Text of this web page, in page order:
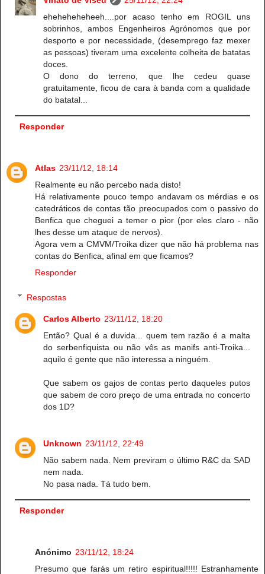
eheheheheheeh....por acaso tenho em ROGIL uns
sobrinhos, ambos Engenheiros Agrónomos que por
desporto e por necessidade, (desemprego faz mexer
as pessoas) tiveram uma excelente colheita de batatas
doces.
O dono do terreno, que lhe cedeu quase
gratuitamente, ficou de cara à banda com a qualidade
do batatal...
Responder
Atlas 23/11/12, 18:14
Realmente eu não percebo nada disto!
Há relativamente pouco tempo andavam os mérdias e os
catedráticos de contas tão preocupados com o passivo do
Benfica que cheguei a temer o pior (por eles claro - não
lhes desse um ataque de nervos).
Agora vem a CMVM/Troika dizer que não há problema nas
contas do Benfica, afinal em que ficamos?
Responder
Respostas
Carlos Alberto 23/11/12, 18:20
Então? Qual é a duvida... quem tem razão é a malta
do serbenfiquista ou não vês as manifs anti-Troika...
aquilo é gente que não interessa a ninguém.
Que sabem os gajos de contas perto daqueles putos
que sabem de coro preço de uma entrada no concerto
dos 1D?
Unknown 23/11/12, 22:49
Não sabem nada. Nem previram o último R&C da SAD
nem nada.
No pasa nada. Tá tudo bem.
Responder
Anónimo 23/11/12, 18:24
Presumo que farás um retiro espiritual!!!!! Estranhamente